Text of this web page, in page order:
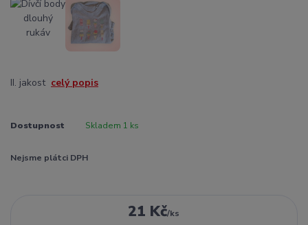
II. jakost celý popis
Dostupnost Skladem 1 ks
Nejsme plátci DPH
21 Kč/ks